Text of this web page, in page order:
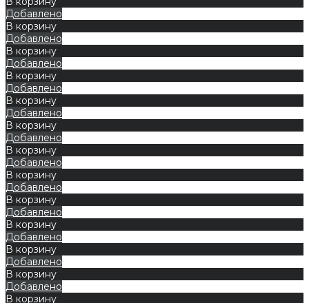
Добавлено
В корзину
Добавлено
В корзину
Добавлено
В корзину
Добавлено
В корзину
Добавлено
В корзину
Добавлено
В корзину
Добавлено
В корзину
Добавлено
В корзину
Добавлено
В корзину
Добавлено
В корзину
Добавлено
В корзину
Добавлено
В корзину